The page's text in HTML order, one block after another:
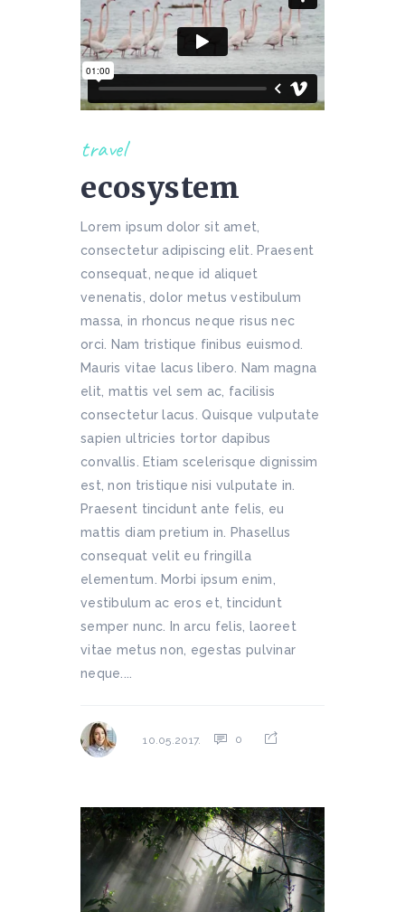
travel
ecosystem
Lorem ipsum dolor sit amet,
consectetur adipiscing elit. Praesent
consequat, neque id aliquet
venenatis, dolor metus vestibulum
massa, in rhoncus neque risus nec
orci. Nam tristique finibus euismod.
Mauris vitae lacus libero. Nam magna
elit, mattis vel sem ac, facilisis
consectetur lacus. Quisque vulputate
sapien ultricies tortor dapibus
convallis. Etiam scelerisque dignissim
est, non tristique nisi vulputate in.
Praesent tincidunt ante felis, eu
mattis diam pretium in. Phasellus
consequat velit eu fringilla
elementum. Morbi ipsum enim,
vestibulum ac eros et, tincidunt
semper nunc. In arcu felis, laoreet
vitae metus non, egestas pulvinar
neque....
10.05.2017. 0